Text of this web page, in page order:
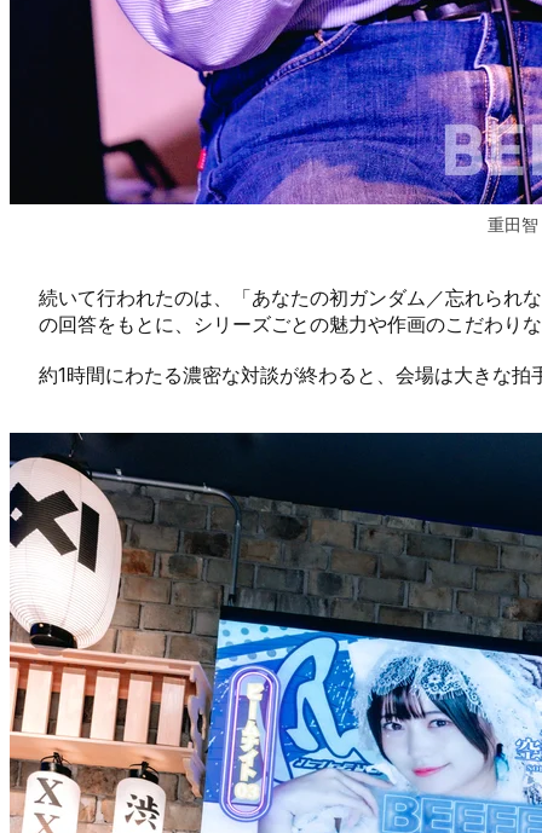
重田智
続いて行われたのは、「あなたの初ガンダム／忘れられ
の回答をもとに、シリーズごとの魅力や作画のこだわり
約1時間にわたる濃密な対談が終わると、会場は大きな